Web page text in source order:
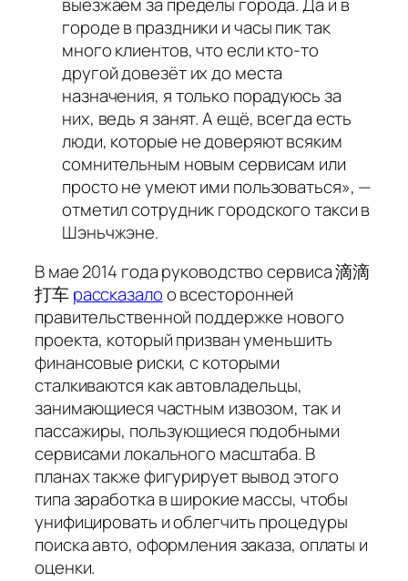
городе в праздники и часы пик так
много клиентов, что если кто-то
другой довезёт их до места
назначения, я только порадуюсь за
них, ведь я занят. А ещё, всегда есть
люди, которые не доверяют всяким
сомнительным новым сервисам или
просто не умеют ими пользоваться», —
отметил сотрудник городского такси в
Шэньчжэне.
В мае 2014 года руководство сервиса 滴滴
打车рассказалоо всесторонней
правительственной поддержке нового
проекта, который призван уменьшить
финансовые риски, с которыми
сталкиваются как автовладельцы,
занимающиеся частным извозом, так и
пассажиры, пользующиеся подобными
сервисами локального масштаба. В
планах также фигурирует вывод этого
типа заработка в широкие массы, чтобы
унифицировать и облегчить процедуры
поиска авто, оформления заказа, оплаты и
оценки.